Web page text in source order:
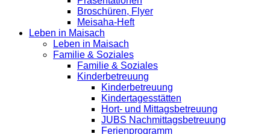
Broschüren, Flyer
Meisaha-Heft
Leben in Maisach
Leben in Maisach
Familie & Soziales
Familie & Soziales
Kinderbetreuung
Kinderbetreuung
Kindertagesstätten
Hort- und Mittagsbetreuung
JUBS Nachmittagsbetreuung
Ferienprogramm